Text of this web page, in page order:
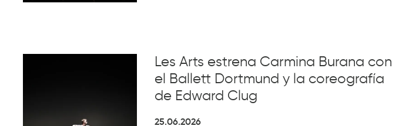
Les Arts estrena Carmina Burana con
el Ballett Dortmund y la coreografía
de Edward Clug
25.06.2026